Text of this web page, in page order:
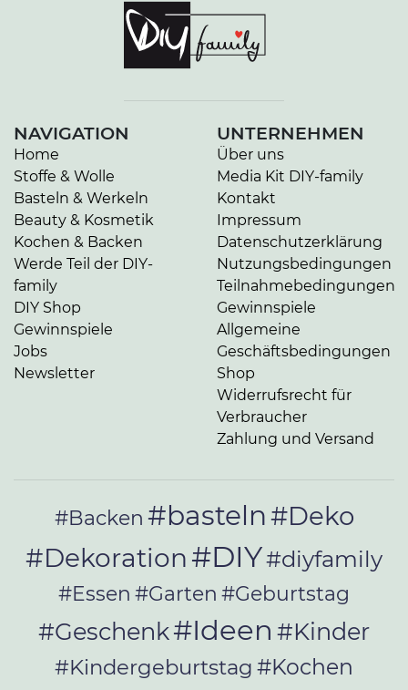
NAVIGATION
Home
Stoffe & Wolle
Basteln & Werkeln
Beauty & Kosmetik
Kochen & Backen
Werde Teil der DIY-
family
DIY Shop
Gewinnspiele
Jobs
Newsletter
UNTERNEHMEN
Über uns
Media Kit DIY-family
Kontakt
Impressum
Datenschutzerklärung
Nutzungsbedingungen
Teilnahmebedingungen
Gewinnspiele
Allgemeine
Geschäftsbedingungen
Shop
Widerrufsrecht für
Verbraucher
Zahlung und Versand
#Backen #basteln#Deko
#Dekoration #DIY#diyfamily
#Essen #Garten #Geburtstag
#Geschenk#Ideen #Kinder
#Kindergeburtstag #Kochen